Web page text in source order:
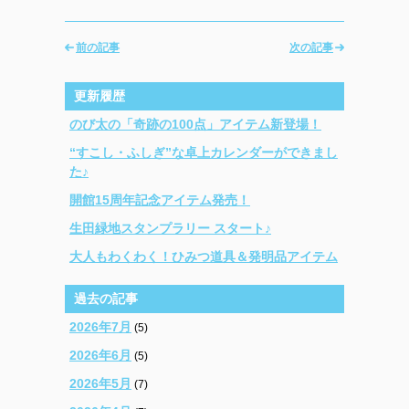
次の記事
前の記事
更新履歴
のび太の「奇跡の100点」アイテム新登場！
“すこし・ふしぎ”な卓上カレンダーができまし
た♪
開館15周年記念アイテム発売！
生田緑地スタンプラリー スタート♪
大人もわくわく！ひみつ道具＆発明品アイテム
過去の記事
2026年7月 (5)
2026年6月 (5)
2026年5月 (7)